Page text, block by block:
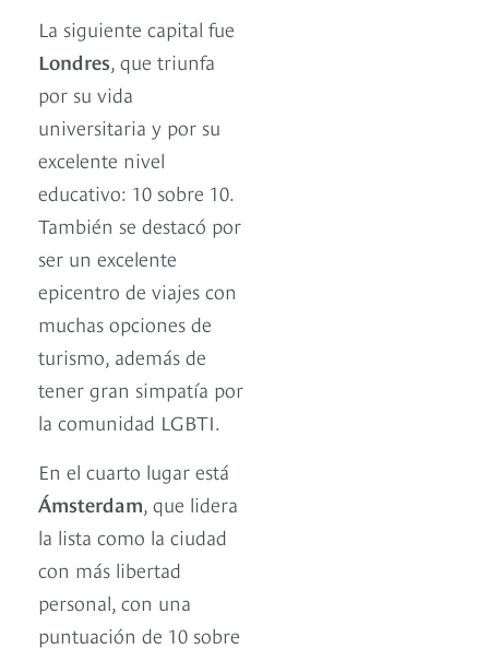
La siguiente capital fue
Londres , que triunfa
por su vida
universitaria y por su
excelente nivel
educativo: 10 sobre 10.
También se destacó por
ser un excelente
epicentro de viajes con
muchas opciones de
turismo, además de
tener gran simpatía por
la comunidad LGBTI.
En el cuarto lugar está
Ámsterdam , que lidera
la lista como la ciudad
con más libertad
personal, con una
puntuación de 10 sobre